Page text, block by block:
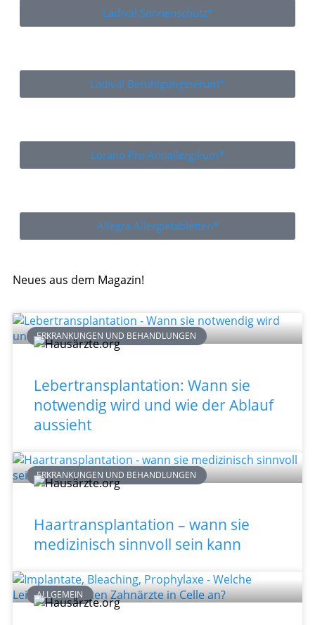
Ladival Sonnenschutz*
Ladival Beruhigungsserum*
Lorano Pro Antiallergikum*
Allegra Allergietabletten*
Neues aus dem Magazin!
ERKRANKUNGEN UND BEHANDLUNGEN
Lebertransplantation: Wann sie
notwendig wird und wie der Ablauf
aussieht
ERKRANKUNGEN UND BEHANDLUNGEN
Haartransplantation – wann sie
medizinisch sinnvoll sein kann
ALLGEMEIN